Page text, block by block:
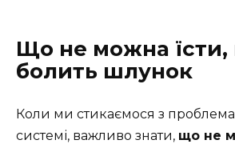
Що не можна їсти,
болить шлунок
Коли ми стикаємося з
системі, важливо знати, що не